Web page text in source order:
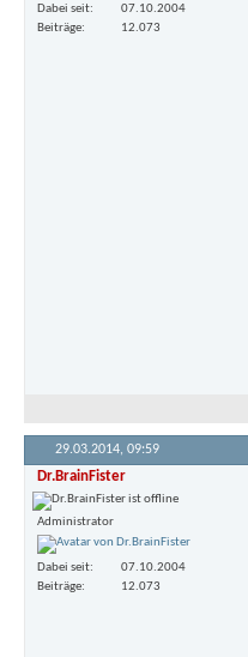
Dabei seit
07.10.2004
Beiträge
12.073
29.03.2014, 09:59
Dr.BrainFister
Administrator
Dabei seit
07.10.2004
Beiträge
12.073